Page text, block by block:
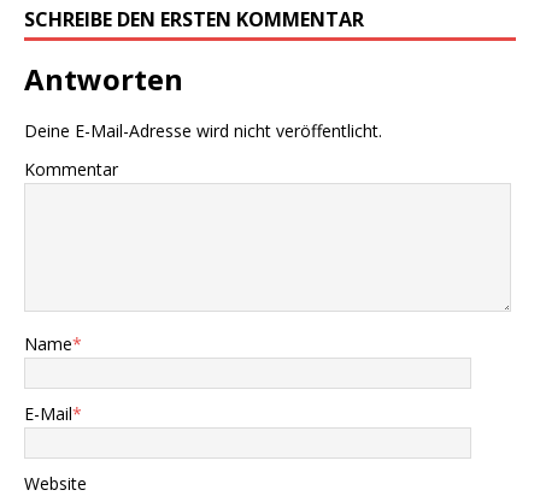
SCHREIBE DEN ERSTEN KOMMENTAR
Antworten
Deine E-Mail-Adresse wird nicht veröffentlicht.
Kommentar
Name*
E-Mail*
Website